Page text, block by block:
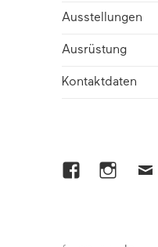
Ausstellungen
Ausrüstung
Kontaktdaten
FacebookInstagram
E-